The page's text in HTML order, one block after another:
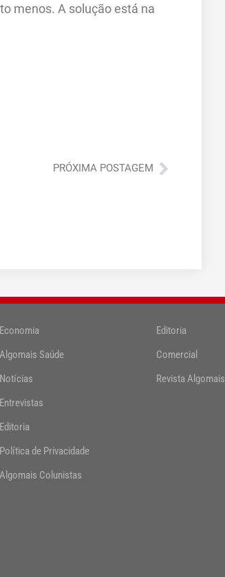
menos. A solução está na
PRÓXIMA POSTAGEMPróximo
Economia
Algomais Saúde
Notícias
Entrevistas
Editoria
Política de Privacidade
Algomais Colunistas
Editoria
Comercial
Revista Algomais